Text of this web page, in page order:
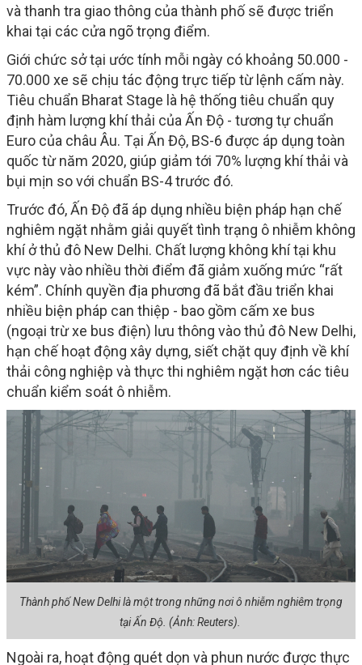
và thanh tra giao thông của thành phố sẽ được triển
khai tại các cửa ngõ trọng điểm.
Giới chức sở tại ước tính mỗi ngày có khoảng 50.000 -
70.000 xe sẽ chịu tác động trực tiếp từ lệnh cấm này.
Tiêu chuẩn Bharat Stage là hệ thống tiêu chuẩn quy
định hàm lượng khí thải của Ấn Độ - tương tự chuẩn
Euro của châu Âu. Tại Ấn Độ, BS-6 được áp dụng toàn
quốc từ năm 2020, giúp giảm tới 70% lượng khí thải và
bụi mịn so với chuẩn BS-4 trước đó.
Trước đó, Ấn Độ đã áp dụng nhiều biện pháp hạn chế
nghiêm ngặt nhằm giải quyết tình trạng ô nhiễm không
khí ở thủ đô New Delhi. Chất lượng không khí tại khu
vực này vào nhiều thời điểm đã giảm xuống mức “rất
kém”. Chính quyền địa phương đã bắt đầu triển khai
nhiều biện pháp can thiệp - bao gồm cấm xe bus
(ngoại trừ xe bus điện) lưu thông vào thủ đô New Delhi,
hạn chế hoạt động xây dựng, siết chặt quy định về khí
thải công nghiệp và thực thi nghiêm ngặt hơn các tiêu
chuẩn kiểm soát ô nhiễm.
Thành phố New Delhi là một trong những nơi ô nhiễm nghiêm trọng
tại Ấn Độ. (Ảnh: Reuters).
Ngoài ra, hoạt động quét dọn và phun nước được thực